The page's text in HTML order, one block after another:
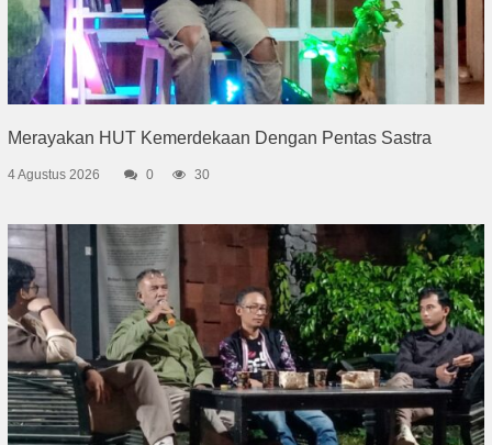
Merayakan HUT Kemerdekaan Dengan Pentas Sastra
4 Agustus 2026 0 30